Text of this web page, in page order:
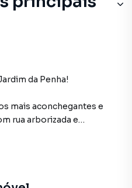
da Penha!
mais aconchegantes e
rua arborizada e